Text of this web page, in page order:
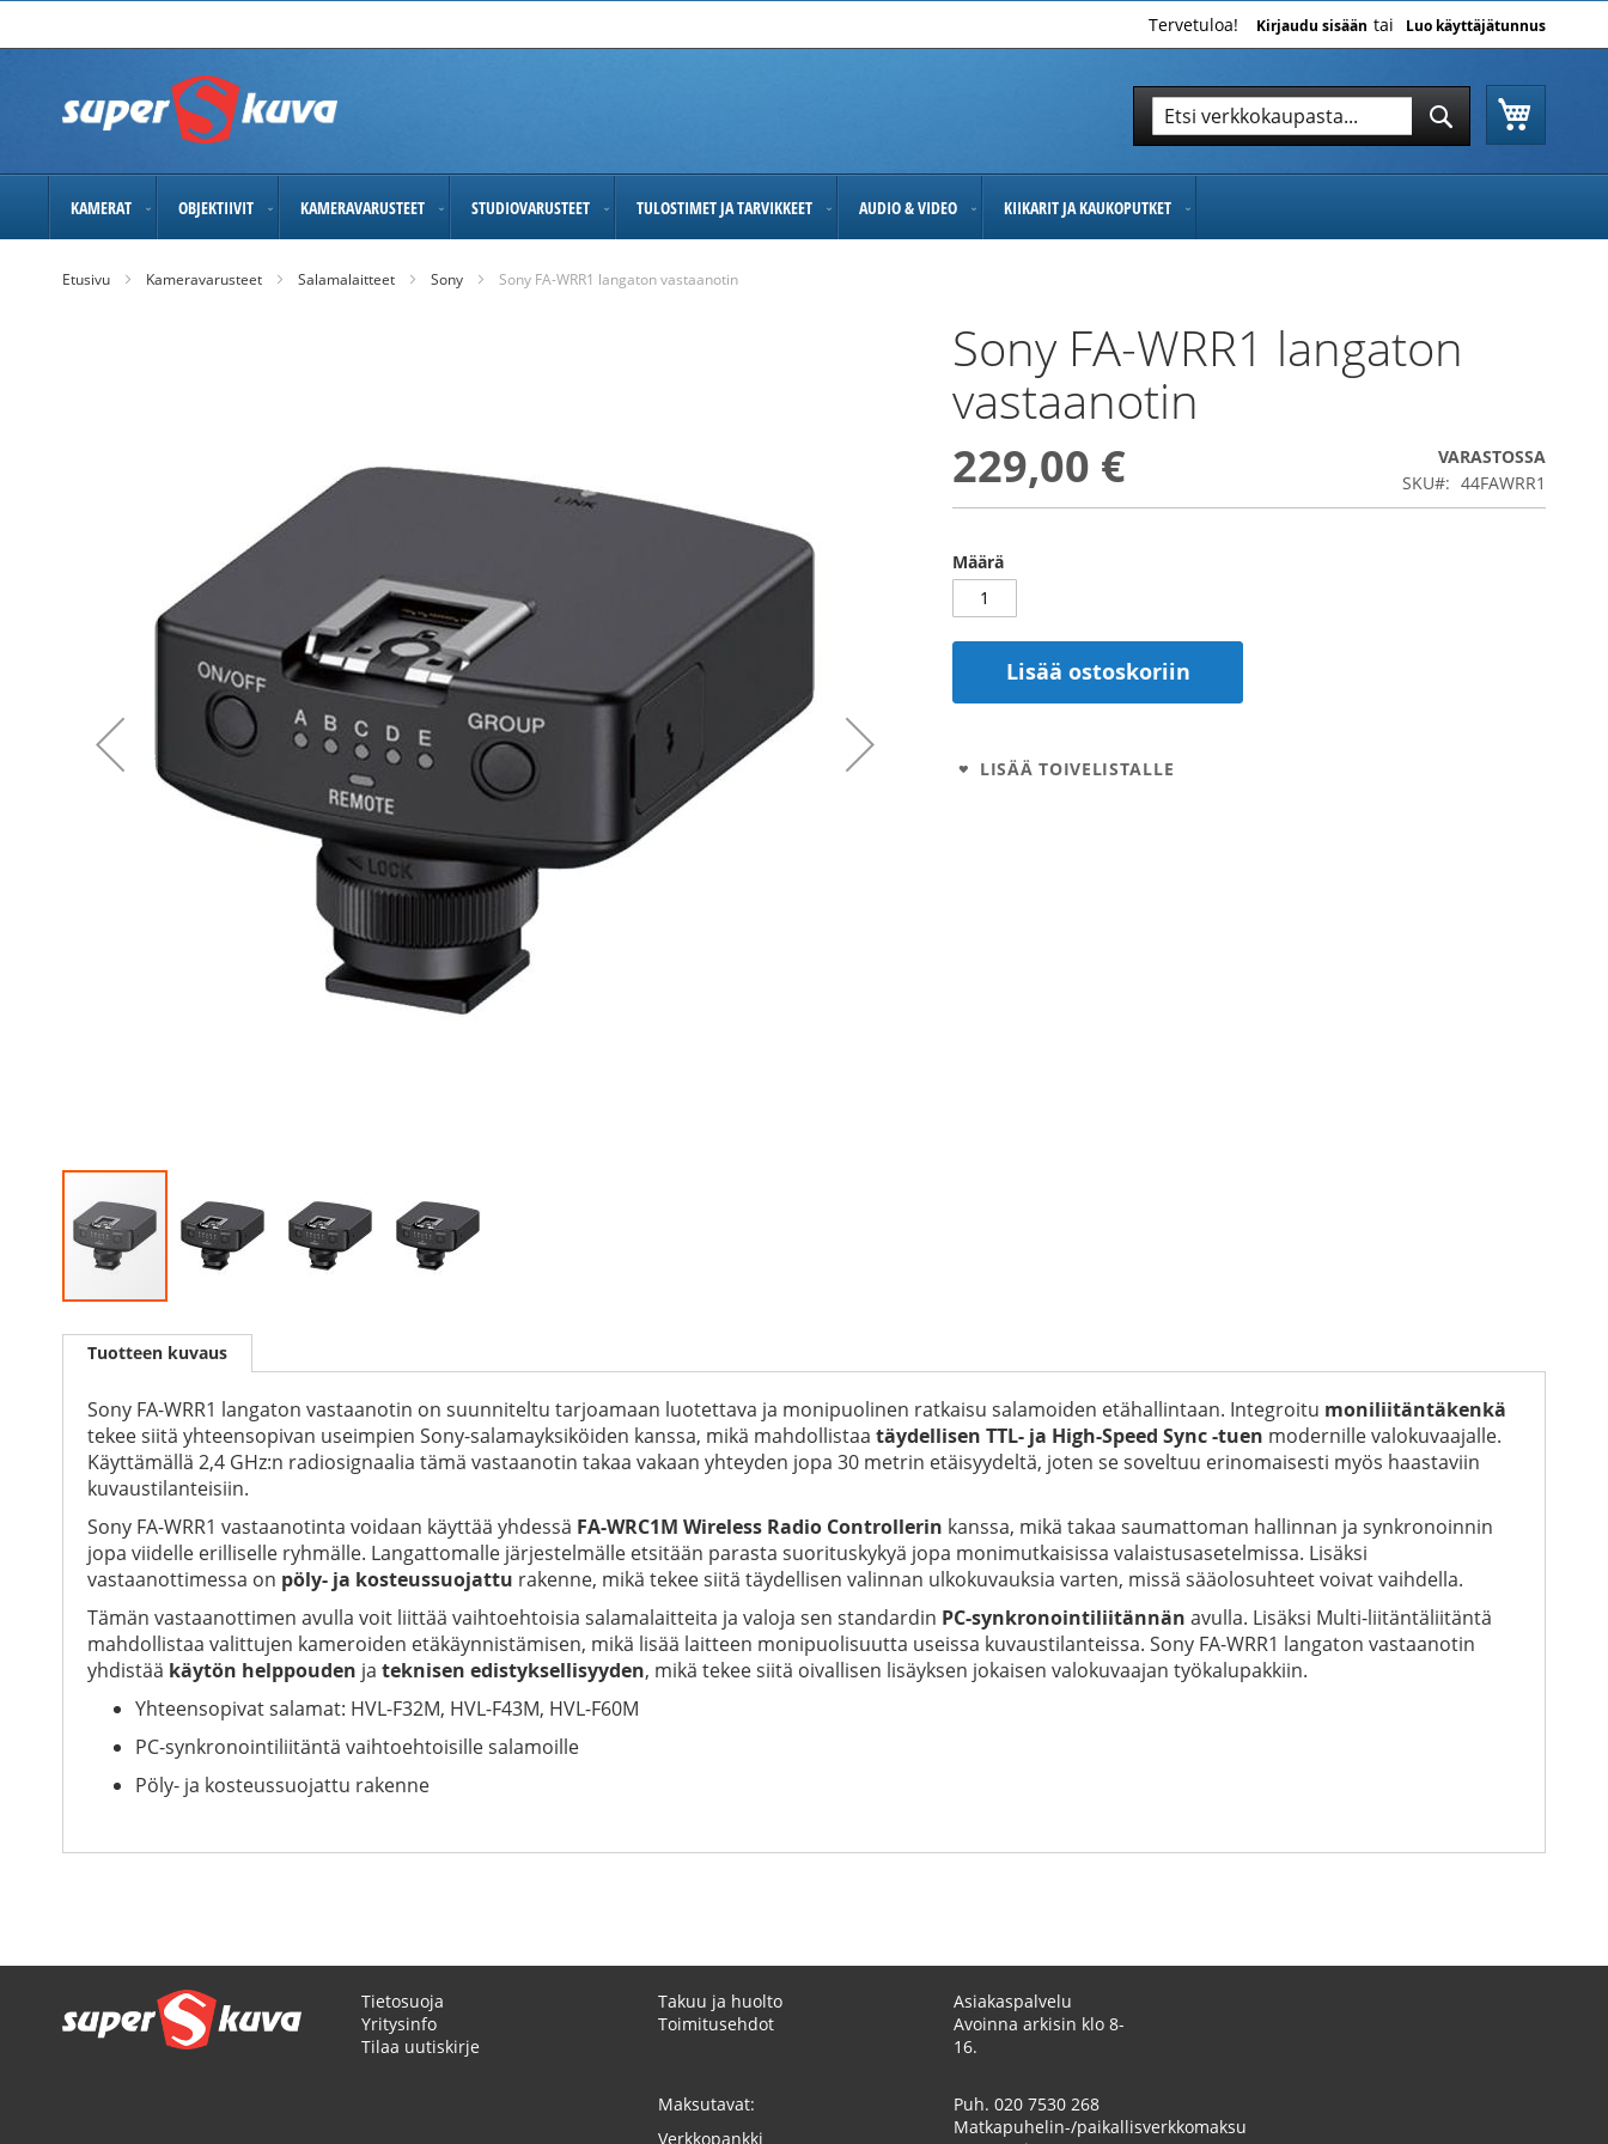
to
Tervetuloa! Kirjaudu sisään Luo käyttäjätunnus
Hae
KAMERAT OBJEKTIIVIT KAMERAVARUSTEET STUDIOVARUSTEET TULOSTIMET JA TARVIKKEET AUDIO & VIDEO KIIKARIT JA KAUKOPUTKET
Etusivu Kameravarusteet Salamalaitteet Sony Sony FA-WRR1 langaton vastaanotin
Sony FA-WRR1 langaton
vastaanotin
229,00 €
VARASTOSSA
SKU
44FAWRR1
Määrä
Lisää ostoskoriin
LISÄÄ TOIVELISTALLE
to
images
gallery
Tuotteen kuvaus
Sony FA-WRR1 langaton vastaanotin on suunniteltu tarjoamaan luotettava ja monipuolinen ratkaisu salamoiden etähallintaan. Integroitu moniliitäntäkenkä
tekee siitä yhteensopivan useimpien Sony-salamayksiköiden kanssa, mikä mahdollistaa täydellisen TTL- ja High-Speed Sync -tuen modernille valokuvaajalle.
Käyttämällä 2,4 GHz:n radiosignaalia tämä vastaanotin takaa vakaan yhteyden jopa 30 metrin etäisyydeltä, joten se soveltuu erinomaisesti myös haastaviin
kuvaustilanteisiin.
Sony FA-WRR1 vastaanotinta voidaan käyttää yhdessä FA-WRC1M Wireless Radio Controllerin kanssa, mikä takaa saumattoman hallinnan ja synkronoinnin
jopa viidelle erilliselle ryhmälle. Langattomalle järjestelmälle etsitään parasta suorituskykyä jopa monimutkaisissa valaistusasetelmissa. Lisäksi
vastaanottimessa on pöly- ja kosteussuojattu rakenne, mikä tekee siitä täydellisen valinnan ulkokuvauksia varten, missä sääolosuhteet voivat vaihdella.
Tämän vastaanottimen avulla voit liittää vaihtoehtoisia salamalaitteita ja valoja sen standardin PC-synkronointiliitännän avulla. Lisäksi Multi-liitäntäliitäntä
mahdollistaa valittujen kameroiden etäkäynnistämisen, mikä lisää laitteen monipuolisuutta useissa kuvaustilanteissa. Sony FA-WRR1 langaton vastaanotin
yhdistää käytön helppouden ja teknisen edistyksellisyyden, mikä tekee siitä oivallisen lisäyksen jokaisen valokuvaajan työkalupakkiin.
Yhteensopivat salamat: HVL-F32M, HVL-F43M, HVL-F60M
PC-synkronointiliitäntä vaihtoehtoisille salamoille
Pöly- ja kosteussuojattu rakenne
Tietosuoja
Yritysinfo
Tilaa uutiskirje
Takuu ja huolto
Toimitusehdot
Maksutavat:
Verkkopankki
Asiakaspalvelu
Avoinna arkisin klo 8-
16.
Puh. 020 7530 268
Matkapuhelin-/paikallisverkkomaksu